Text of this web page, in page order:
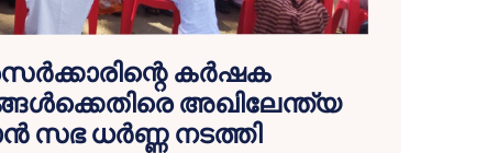
കര്‍ഷക
അഖിലേന്ത്യ
സഭ ധര്‍ണ്ണ നടത്തി